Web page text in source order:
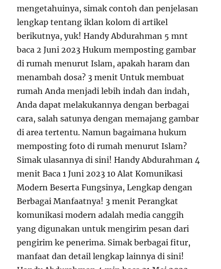
mengetahuinya, simak contoh dan penjelasan
lengkap tentang iklan kolom di artikel
berikutnya, yuk! Handy Abdurahman 5 mnt
baca 2 Juni 2023 Hukum memposting gambar
di rumah menurut Islam, apakah haram dan
menambah dosa? 3 menit Untuk membuat
rumah Anda menjadi lebih indah dan indah,
Anda dapat melakukannya dengan berbagai
cara, salah satunya dengan memajang gambar
di area tertentu. Namun bagaimana hukum
memposting foto di rumah menurut Islam?
Simak ulasannya di sini! Handy Abdurahman 4
menit Baca 1 Juni 2023 10 Alat Komunikasi
Modern Beserta Fungsinya, Lengkap dengan
Berbagai Manfaatnya! 3 menit Perangkat
komunikasi modern adalah media canggih
yang digunakan untuk mengirim pesan dari
pengirim ke penerima. Simak berbagai fitur,
manfaat dan detail lengkap lainnya di sini!